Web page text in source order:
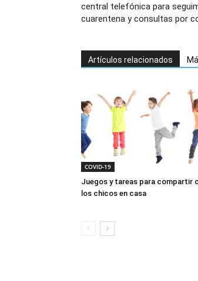
central telefónica para
cuarentena y consultas por
Artículos relacionados
COVID-19
Juegos y tareas para compartir
los chicos en casa